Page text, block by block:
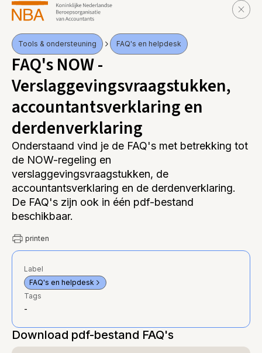
Tools & ondersteuning FAQ's en helpdesk
FAQ's NOW -
Verslaggevingsvraagstukken,
accountantsverklaring en
derdenverklaring
Onderstaand vind je de FAQ's met betrekking tot
de NOW-regeling en
verslaggevingsvraagstukken, de
accountantsverklaring en de derdenverklaring.
De FAQ's zijn ook in één pdf-bestand
beschikbaar.
printen
Label
FAQ's en helpdesk
Tags
-
Download pdf-bestand FAQ's